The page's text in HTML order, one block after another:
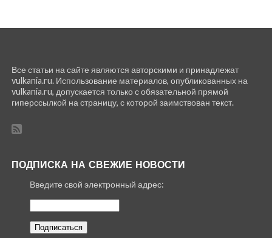
Все статьи на сайте являются авторскими и принадлежат
vulkania.ru. Использование материалов, опубликованных на
vulkania.ru, допускается только с обязательной прямой
гиперссылкой на страницу, с которой заимствован текст.
ПОДПИСКА НА СВЕЖИЕ НОВОСТИ
Введите свой электронный адрес: